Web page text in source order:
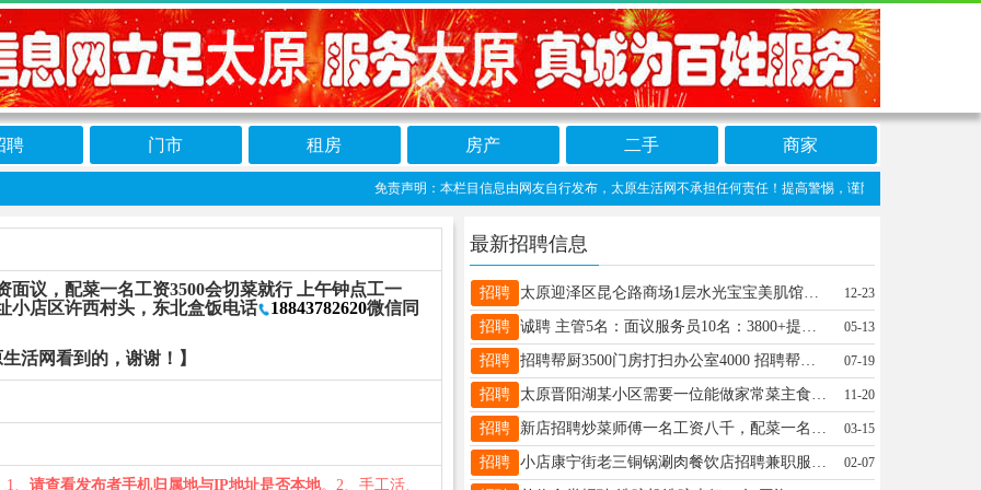
聘 门市 租房 房产 二手 商家
免责声明：本栏目信息由网友自行发布，太原生活网不承担任何责任！提高警惕，谨防诈骗！做推广、做信
面议，配菜一名工资3500会切菜就行 上午钟点工一
小店区许西村头，东北盒饭电话
18843782620微信同
活网看到的，谢谢！】
、 请查看发布者手机归属地与IP地址是否本地。2、手工活、
最新招聘信息
招聘 太原迎泽区昆仑路商场1层水光宝宝美肌馆，全国连锁品牌，招聘皮肤管理师2名，综合4000到1万。 邓女士 15903415366 12-23
招聘 诚聘 主管5名：面议服务员10名：3800+提成传菜员5名：3800+提成保洁一名：3500➕提成 要求认真负责，有责任心 包吃包住，每月有带薪休假4天休，15号准时发工资。 ☎15135105940 地址：龙城北街长治路口 05-13
招聘 招聘帮厨3500门房打扫办公室4000 招聘帮厨(会做面条，蒸馒头)3500 工作时间(早九午二，下午五点到晚上九点) 招聘门房➕打扫办公室4000！最好是夫妻两个都会开车！(不要超过50岁，因为存在晚上充电拔枪！需要熬夜到一点）实在点！ 有合适的联系！电话18636654344 华铭充电站(正阳西街和汾东南路交叉口） 07-19
招聘 太原晋阳湖某小区需要一位能做家常菜主食打扫卫生等一位女士，工资面议，联系电话16635855678王主任 11-20
招聘 新店招聘炒菜师傅一名工资八千，配菜一名五千，面案一名六千五试菜后合适直接上岗 地址南中环长治路口 电话13835147047 03-15
招聘 小店康宁街老三铜锅涮肉餐饮店招聘兼职服务员，工作时间晚7点到10点 时薪20/时 联系电话：朱先生15035121333 02-07